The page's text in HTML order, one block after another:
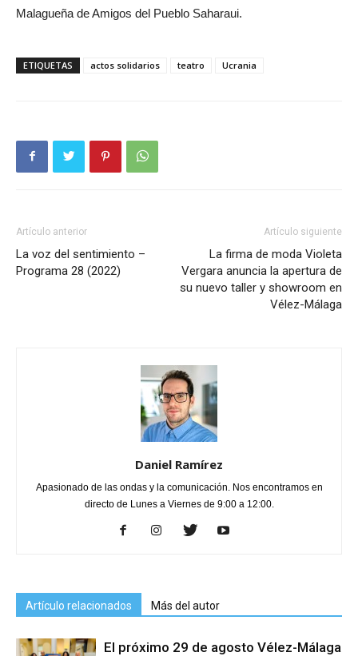
Malagueña de Amigos del Pueblo Saharaui.
ETIQUETAS actos solidarios teatro Ucrania
Artículo anterior
La voz del sentimiento –
Programa 28 (2022)
Artículo siguiente
La firma de moda Violeta
Vergara anuncia la apertura de
su nuevo taller y showroom en
Vélez-Málaga
Daniel Ramírez
Apasionado de las ondas y la comunicación. Nos encontramos en
directo de Lunes a Viernes de 9:00 a 12:00.
Artículo relacionados Más del autor
El próximo 29 de agosto Vélez-Málaga